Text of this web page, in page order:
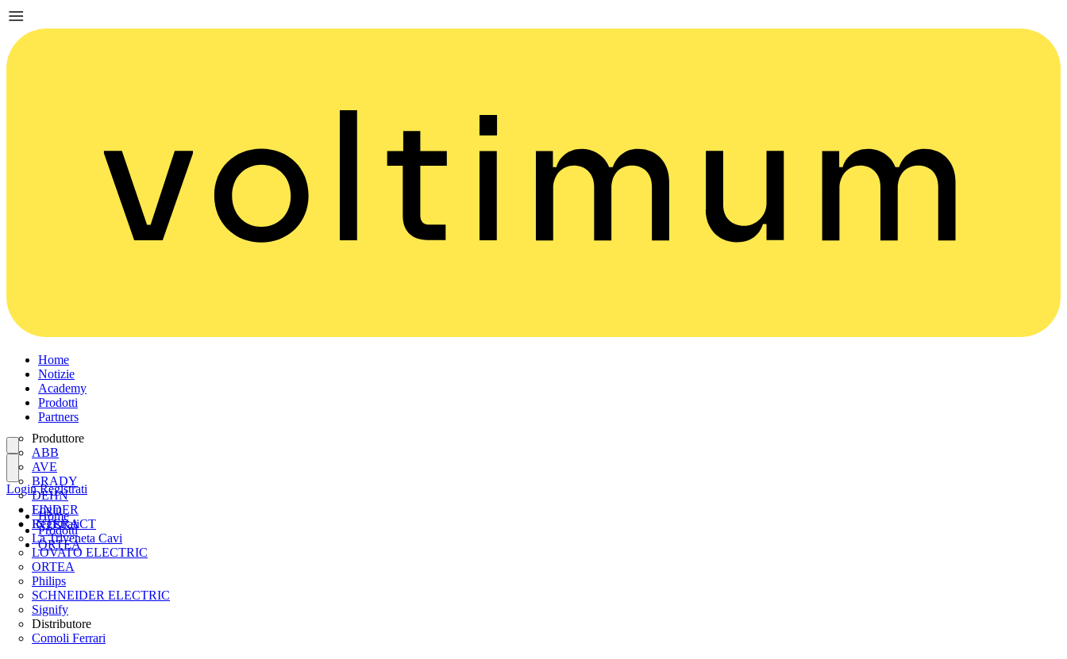
Home
Notizie
Academy
Prodotti
Partners
Produttore
ABB
AVE
BRADY
DEHN
FINDER
INTERACT
La Triveneta Cavi
LOVATO ELECTRIC
ORTEA
Philips
SCHNEIDER ELECTRIC
Signify
Distributore
Comoli Ferrari
Login
Registrati
Login Registrati
Home
Prodotti
ORTEA